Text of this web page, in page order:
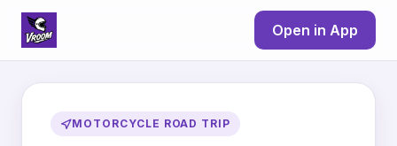
Open in App
MOTORCYCLE ROAD TRIP